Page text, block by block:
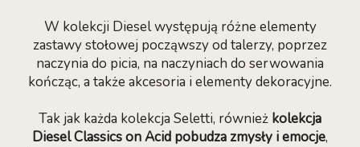
W kolekcji Diesel występują różne elementy
zastawy stołowej począwszy od talerzy, poprzez
naczynia do picia, na naczyniach do serwowania
kończąc, a także akcesoria i elementy dekoracyjne.
Tak jak każda kolekcja Seletti, również kolekcja
Diesel Classics on Acid pobudza zmysły i emocje,